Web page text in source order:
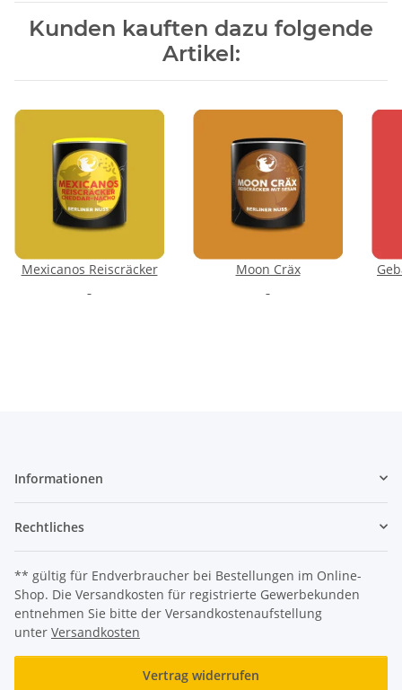
Kunden kauften dazu folgende
Artikel:
Mexicanos Reiscräcker Moon Cräx
Informationen
Rechtliches
** gültig für Endverbraucher bei Bestellungen im Online-
Shop. Die Versandkosten für registrierte Gewerbekunden
entnehmen Sie bitte der Versandkostenaufstellung
unter Versandkosten
Vertrag widerrufen